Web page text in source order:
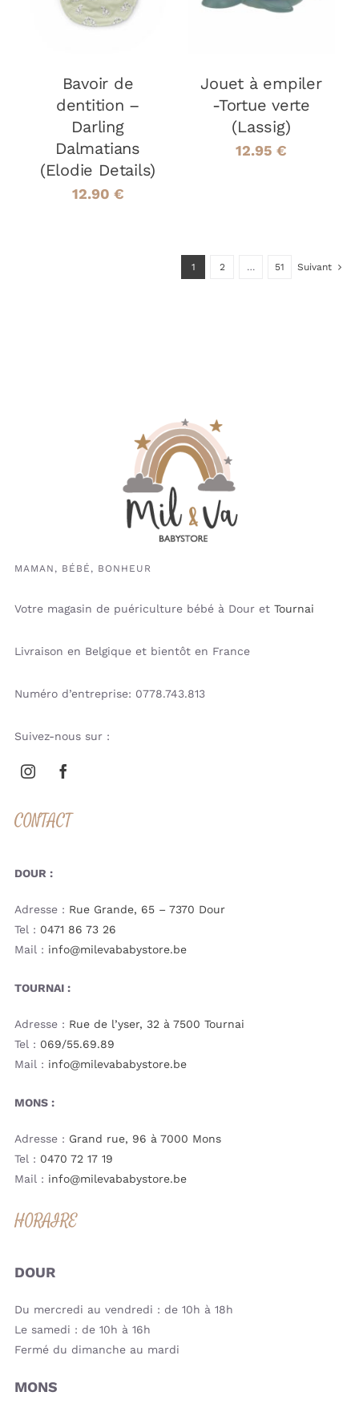
Bavoir de
dentition –
Darling
Dalmatians
(Elodie Details)
12.90 €
Jouet à empiler
-Tortue verte
(Lassig)
12.95 €
1 2 … 51 Suivant
MAMAN, BÉBÉ, BONHEUR
Votre magasin de puériculture bébé à Dour et Tournai
Livraison en Belgique et bientôt en France
Numéro d’entreprise: 0778.743.813
Suivez-nous sur :
CONTACT
DOUR :
Adresse : Rue Grande, 65 – 7370 Dour
Tel : 0471 86 73 26
Mail : info@milevababystore.be
TOURNAI :
Adresse : Rue de l’yser, 32 à 7500 Tournai
Tel : 069/55.69.89
Mail : info@milevababystore.be
MONS :
Adresse : Grand rue, 96 à 7000 Mons
Tel : 0470 72 17 19
Mail : info@milevababystore.be
HORAIRE
DOUR
Du mercredi au vendredi : de 10h à 18h
Le samedi : de 10h à 16h
Fermé du dimanche au mardi
MONS